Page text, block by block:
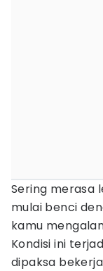
Sering merasa
mulai benci
kamu
Kondisi ini
dipaksa